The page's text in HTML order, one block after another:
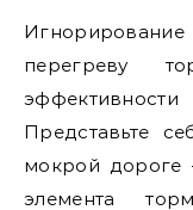
перегреву
Представьте
мокрой дороге
элемента